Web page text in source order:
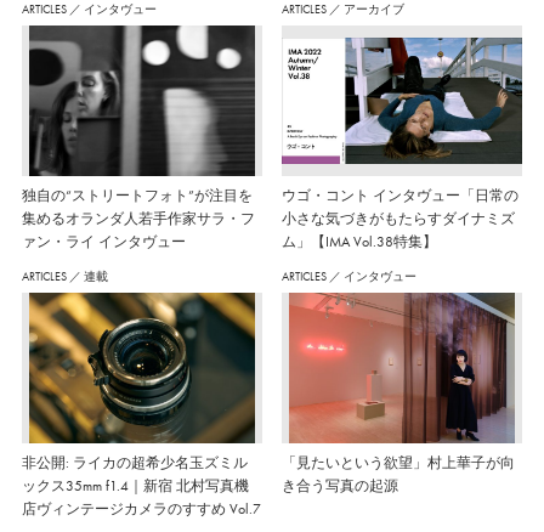
ARTICLES ／ インタヴュー
独自の“ストリートフォト”が注目を
集めるオランダ人若手作家サラ・フ
ァン・ライ インタヴュー
ARTICLES ／ アーカイブ
ウゴ・コント インタヴュー「日常の
小さな気づきがもたらすダイナミズ
ム」【IMA Vol.38特集】
ARTICLES ／ 連載
非公開: ライカの超希少名玉ズミル
ックス35mm f1.4｜新宿 北村写真機
店ヴィンテージカメラのすすめ Vol.7
ARTICLES ／ インタヴュー
「見たいという欲望」村上華子が向
き合う写真の起源